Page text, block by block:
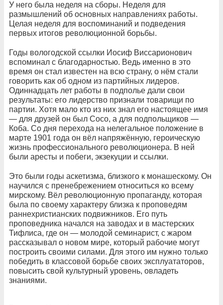
У него была неделя на сборы. Неделя для
размышлений об основных направлениях работы.
Целая неделя для воспоминаний и подведения
первых итогов революционной борьбы.
Годы вологодской ссылки Иосиф Виссарионович
вспоминал с благодарностью. Ведь именно в это
время он стал известен на всю страну, о нём стали
говорить как об одном из партийных лидеров.
Одиннадцать лет работы в подполье дали свои
результаты: его лидерство признали товарищи по
партии. Хотя мало кто из них знал его настоящее имя
— для друзей он был Сосо, а для подпольщиков —
Коба. Со дня перехода на нелегальное положение в
марте 1901 года он вёл напряжённую, героическую
жизнь профессионального революционера. В ней
были аресты и побеги, экзекуции и ссылки.
Это были годы аскетизма, близкого к монашескому. Он
научился с пренебрежением относиться ко всему
мирскому. Вёл революционную пропаганду, которая
была по своему характеру близка к проповедям
раннехристианских подвижников. Его путь
проповедника начался на заводах и в мастерских
Тифлиса, где он — молодой семинарист, с жаром
рассказывал о новом мире, который рабочие могут
построить своими силами. Для этого им нужно только
победить в классовой борьбе своих эксплуататоров,
повысить свой культурный уровень, овладеть
знаниями.